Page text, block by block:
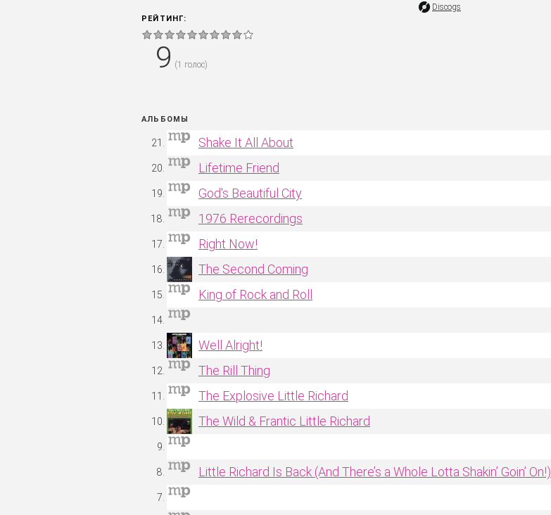
РЕЙТИНГ:
9 (1 голос)
Discogs
АЛЬБОМЫ
Shake It All About
Lifetime Friend
God's Beautiful City
1976 Rerecordings
Right Now!
The Second Coming
King of Rock and Roll
Well Alright!
The Rill Thing
The Explosive Little Richard
The Wild & Frantic Little Richard
Little Richard Is Back (And There’s a Whole Lotta Shakin’ Goin’ On!)